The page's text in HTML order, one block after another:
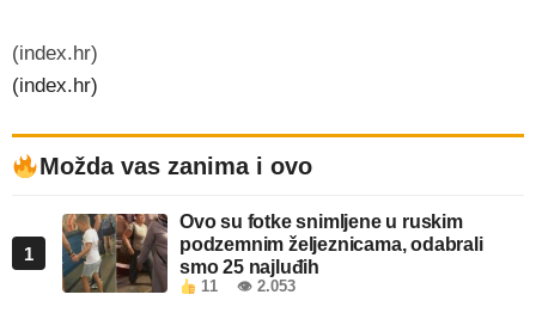
(index.hr)
(index.hr)
Možda vas zanima i ovo
1
Ovo su fotke snimljene u ruskim
podzemnim željeznicama, odabrali
smo 25 najluđih
11 👁 2.053